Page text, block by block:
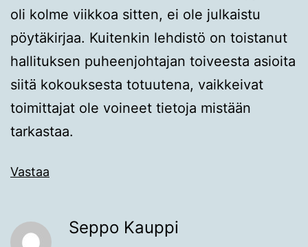
oli kolme viikkoa sitten, ei ole julkaistu
pöytäkirjaa. Kuitenkin lehdistö on toistanut
hallituksen puheenjohtajan toiveesta asioita
siitä kokouksesta totuutena, vaikkeivat
toimittajat ole voineet tietoja mistään
tarkastaa.
Vastaa
Seppo Kauppi